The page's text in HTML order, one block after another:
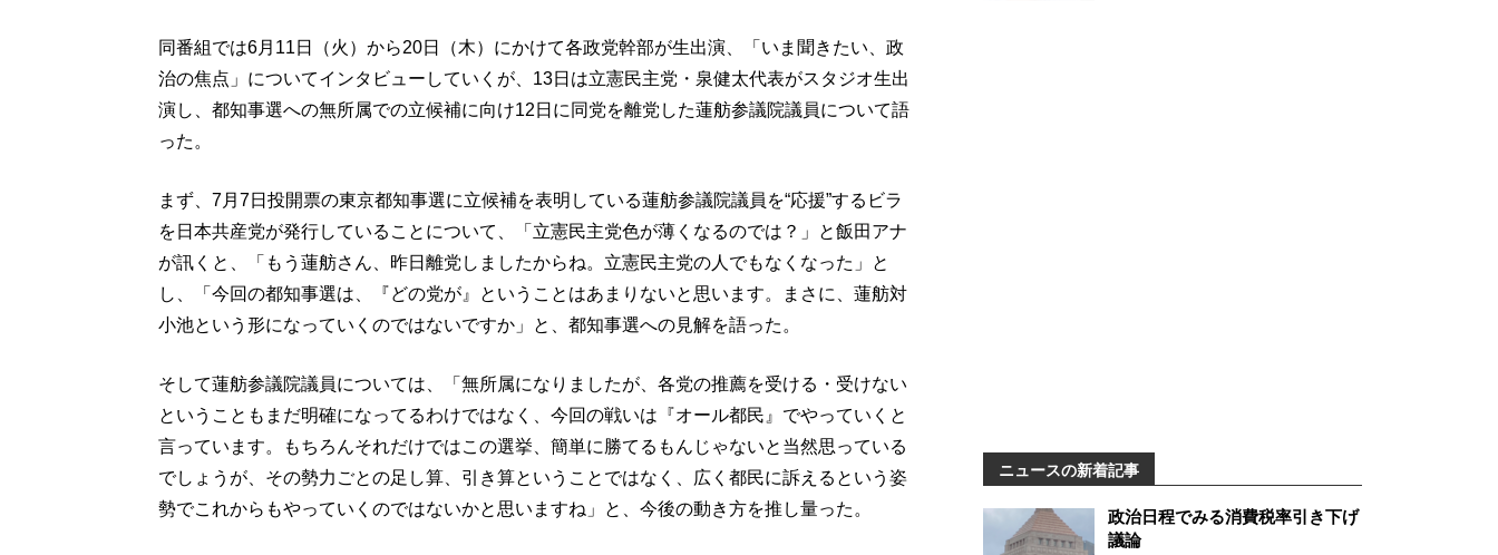
同番組では6月11日（火）から20日（木）にかけて各政党幹部が生出演、「いま聞きたい、政
治の焦点」についてインタビューしていくが、13日は立憲民主党・泉健太代表がスタジオ生出
演し、都知事選への無所属での立候補に向け12日に同党を離党した蓮舫参議院議員について語
った。
まず、7月7日投開票の東京都知事選に立候補を表明している蓮舫参議院議員を“応援”するビラ
を日本共産党が発行していることについて、「立憲民主党色が薄くなるのでは？」と飯田アナ
が訊くと、「もう蓮舫さん、昨日離党しましたからね。立憲民主党の人でもなくなった」と
し、「今回の都知事選は、『どの党が』ということはあまりないと思います。まさに、蓮舫対
小池という形になっていくのではないですか」と、都知事選への見解を語った。
そして蓮舫参議院議員については、「無所属になりましたが、各党の推薦を受ける・受けない
ということもまだ明確になってるわけではなく、今回の戦いは『オール都民』でやっていくと
言っています。もちろんそれだけではこの選挙、簡単に勝てるもんじゃないと当然思っている
でしょうが、その勢力ごとの足し算、引き算ということではなく、広く都民に訴えるという姿
勢でこれからもやっていくのではないかと思いますね」と、今後の動き方を推し量った。
ニュースの新着記事
政治日程でみる消費税率引き下げ
議論